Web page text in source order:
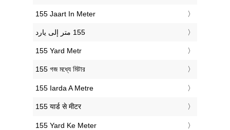
‎155 Jaart In Meter
‎155 Yard Metr
‎155 গজ মধ্যে মিটার
‎155 Iarda A Metre
‎155 यार्ड से मीटर
‎155 Yard Ke Meter